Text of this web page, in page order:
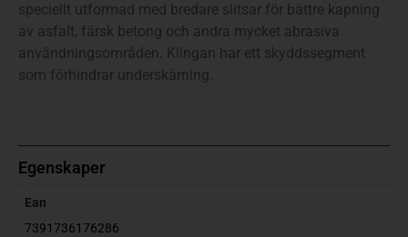
speciellt utformad med bredare slitsar för bättre kapning
av asfalt, färsk betong och andra mycket abrasiva
användningsområden. Klingan har ett skyddssegment
som förhindrar underskärning.
Egenskaper
Ean
7391736176286